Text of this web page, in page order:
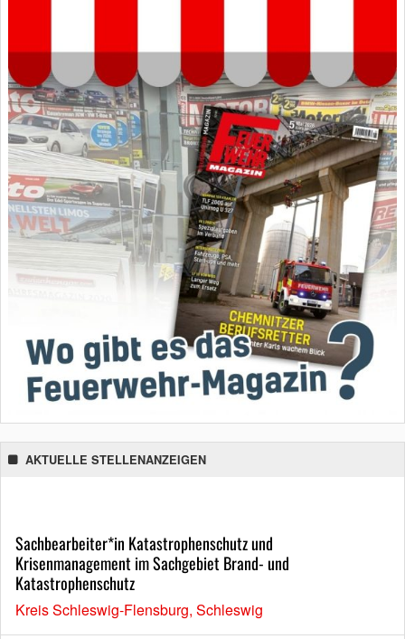
AKTUELLE STELLENANZEIGEN
Sachbearbeiter*in Katastrophenschutz und
Krisenmanagement im Sachgebiet Brand- und
Katastrophenschutz
Kreis Schleswig-Flensburg, Schleswig